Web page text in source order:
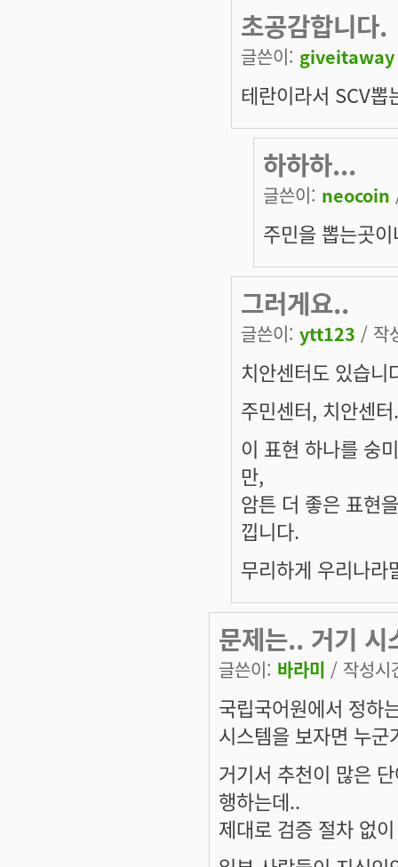
초공감합니다.
글쓴이: giveitaway
테란이라서 SCV뽑
하하하...
글쓴이: neocoin
주민을 뽑는곳
그러게요..
글쓴이: ytt123 / 작
치안센터도 있습니
주민센터, 치안센
이 표현 하나를 숭
만,
암튼 더 좋은 표현
낍니다.
무리하게 우리나
문제는.. 거기 시
글쓴이: 바라미 / 작성
국립국어원에서 정하
시스템을 보자면 누
거기서 추천이 많은
행하는데..
제대로 검증 절차 없